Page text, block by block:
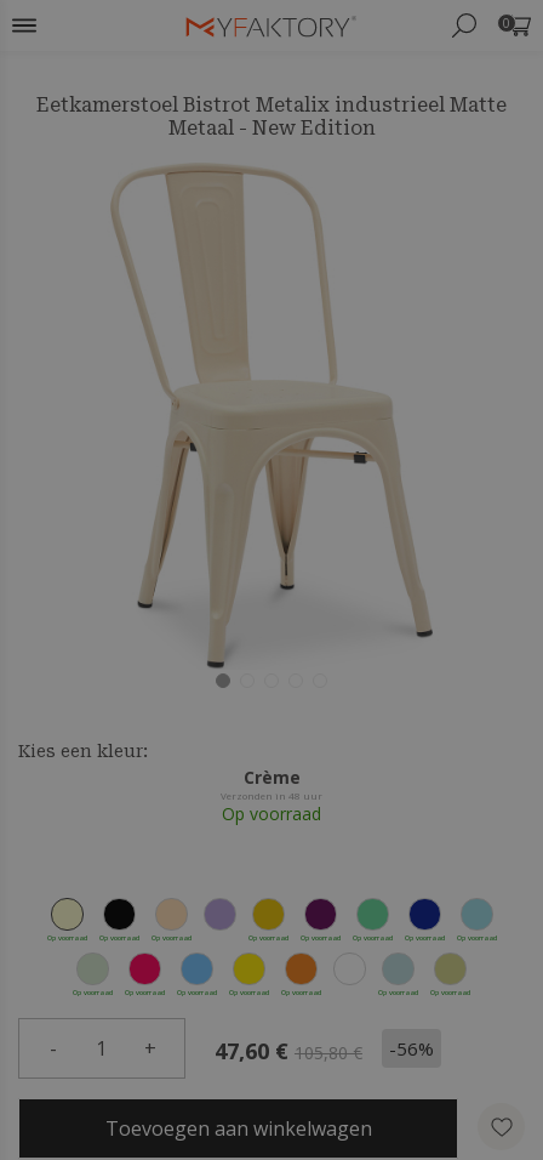
0
Eetkamerstoel Bistrot Metalix industrieel Matte
Metaal - New Edition
Kies een kleur:
Crème
Verzonden in 48 uur
Op voorraad
Op voorraad Op voorraad Op voorraad Op voorraad Op voorraad Op voorraad Op voorraad Op voorraad
Op voorraad Op voorraad Op voorraad Op voorraad Op voorraad Op voorraad Op voorraad
- 1 + 47,60 € 105,80 € -56%
Toevoegen aan winkelwagen